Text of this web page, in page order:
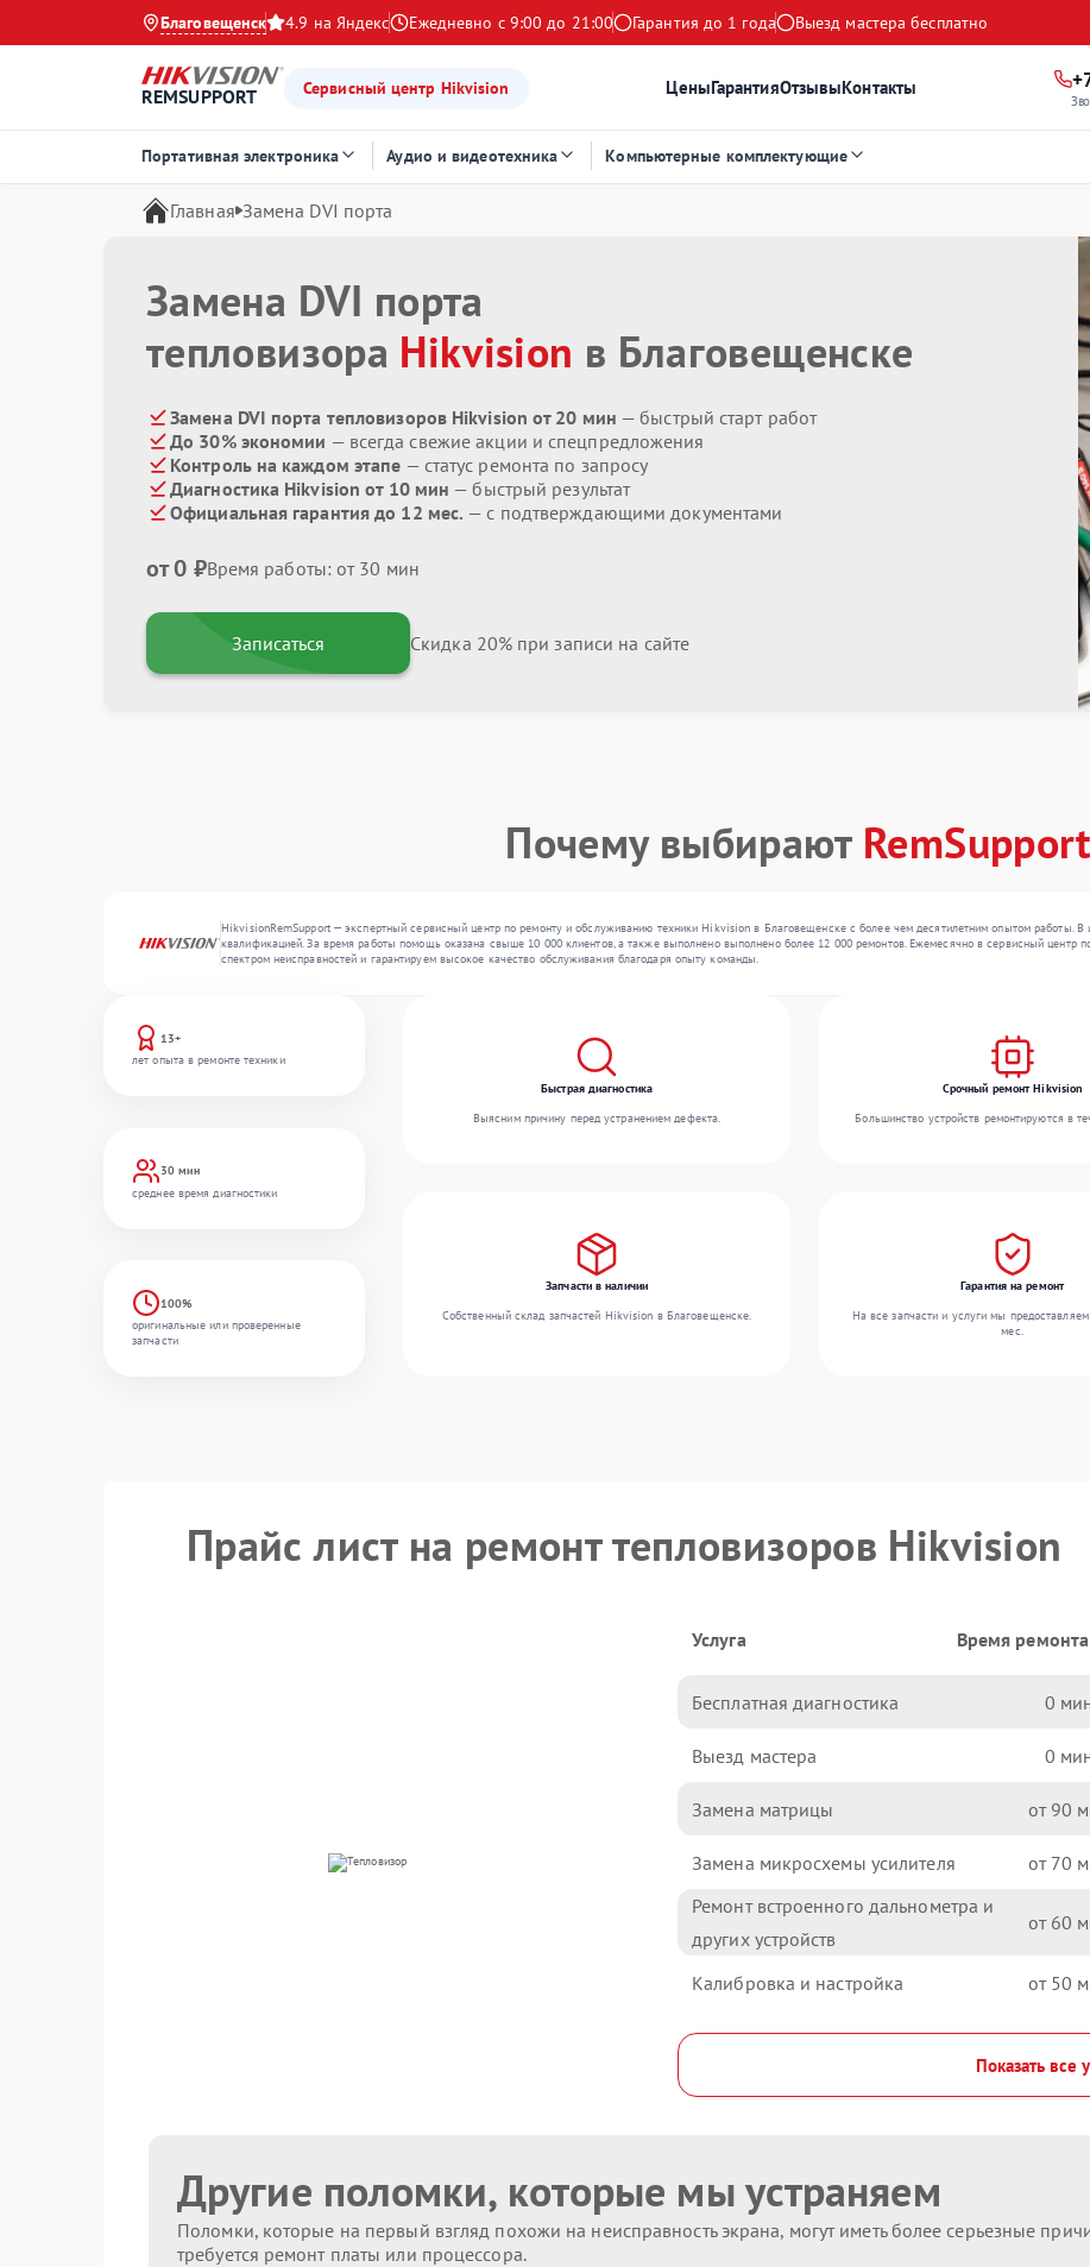
Благовещенск 4.9 на Яндекс Ежедневно с 9:00 до 21:00 Гарантия до 1 года Выезд мастера бесплатно
REMSUPPORT Сервисный центр Hikvision ЦеныГарантияОтзывыКонтакты
Портативная электроника Аудио и видеотехника Компьютерные комплектующие
Главная Замена DVI порта
Замена DVI порта
тепловизора Hikvision в Благовещенске
Замена DVI порта тепловизоров Hikvision от 20 мин — быстрый старт работ
До 30% экономии — всегда свежие акции и спецпредложения
Контроль на каждом этапе — статус ремонта по запросу
Диагностика Hikvision от 10 мин — быстрый результат
Официальная гарантия до 12 мес. — с подтверждающими документами
от 0 ₽Время работы: от 30 мин
Записаться Скидка 20% при записи на сайте
Почему выбирают RemSupport
HikvisionRemSupport — экспертный сервисный центр по ремонту и обслуживанию техники Hikvision в Благовещенске с более чем десятилетним опытом работы.
квалификацией. За время работы помощь оказана свыше 10 000 клиентов, а также выполнено выполнено более 12 000 ремонтов. Ежемесячно в сервисный центр
спектром неисправностей и гарантируем высокое качество обслуживания благодаря опыту команды.
13+
лет опыта в ремонте техники
30 мин
среднее время диагностики
100%
оригинальные или проверенные
запчасти
Быстрая диагностика
Выясним причину перед устранением дефекта.
Срочный ремонт Hikvision
Большинство устройств ремонтируются в
Запчасти в наличии
Собственный склад запчастей Hikvision в Благовещенске.
Гарантия на ремонт
На все запчасти и услуги мы
мес.
Прайс лист на ремонт тепловизоров Hikvision
Услуга Время ремонта
Бесплатная диагностика 0
Выезд мастера 0
Замена матрицы 90
Замена микросхемы усилителя 70
Ремонт встроенного дальнометра и
других устройств
60
Калибровка и настройка 50
Показать все
Другие поломки, которые мы устраняем
Поломки, которые на первый взгляд похожи на неисправность экрана, могут иметь более серьезные
требуется ремонт платы или процессора.